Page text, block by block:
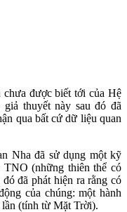
được biết tới của Hệ
thuyết này sau đó đã
qua bất cứ dữ liệu quan
Nha đã sử dụng một kỹ
TNO (những thiên thể có
đã phát hiện ra rằng có
của chúng: một hành
(tính từ Mặt Trời).